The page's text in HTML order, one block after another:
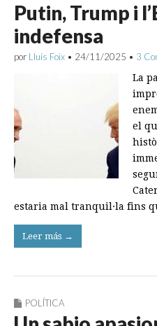
Putin, Trump i
indefensa
por Lluís Foix • 24/11/2025 • 3
La
el
estaria mal tranquil·la fins
Leer más →
POLÍTICA